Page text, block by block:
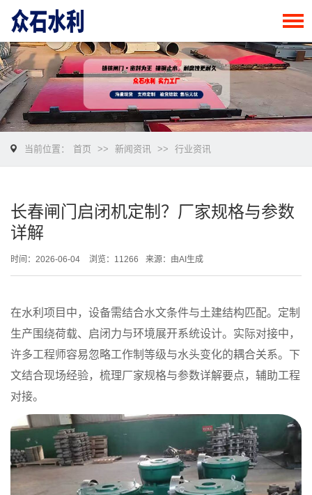
当前位置： 首页 >> 新闻资讯 >> 行业资讯
长春闸门启闭机定制？厂家规格与参数
详解
时间：2026-06-04 浏览：11266 来源：由AI生成
在水利项目中，设备需结合水文条件与土建结构匹配。定制
生产围绕荷载、启闭力与环境展开系统设计。实际对接中，
许多工程师容易忽略工作制等级与水头变化的耦合关系。下
文结合现场经验，梳理厂家规格与参数详解要点，辅助工程
对接。